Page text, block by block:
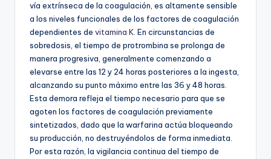
vía extrínseca de la coagulación, es altamente sensible
a los niveles funcionales de los factores de coagulación
dependientes de vitamina K . En circunstancias de
sobredosis, el tiempo de protrombina se prolonga de
manera progresiva, generalmente comenzando a
elevarse entre las 12 y 24 horas posteriores a la ingesta,
alcanzando su punto máximo entre las 36 y 48 horas.
Esta demora refleja el tiempo necesario para que se
agoten los factores de coagulación previamente
sintetizados, dado que la warfarina actúa bloqueando
su producción, no destruyéndolos de forma inmediata.
Por esta razón, la vigilancia continua del tiempo de